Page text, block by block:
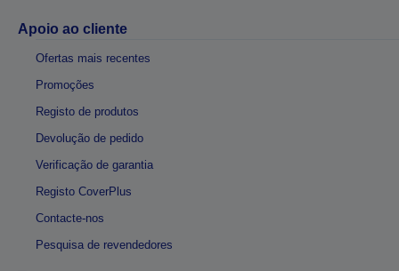
Apoio ao cliente
Ofertas mais recentes
Promoções
Registo de produtos
Devolução de pedido
Verificação de garantia
Registo CoverPlus
Contacte-nos
Pesquisa de revendedores